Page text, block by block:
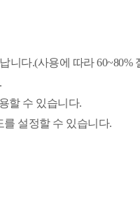
니다.(사용에 따라 60~80%
할 수 있습니다.
설정할 수 있습니다.